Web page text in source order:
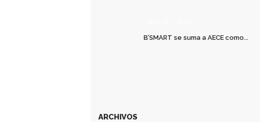
B’SMART se suma a AECE como...
ARCHIVOS